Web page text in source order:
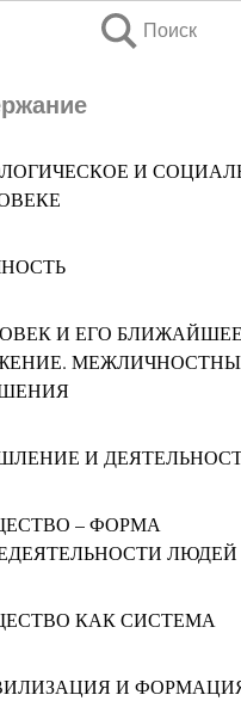
Поиск
И
И ЕГО БЛИЖАЙШЕЕ
И
– ФОРМА
ЛЮДЕЙ
КАК СИСТЕМА
И